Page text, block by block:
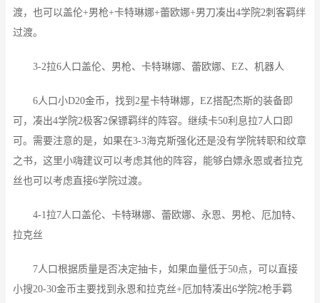
渡，也可以盖伦+男枪+卡特琳娜+蕾欧娜+男刀凑出4学院2刺客羁绊
过渡。
3-2拉6人口盖伦、男枪、卡特琳娜、蕾欧娜、EZ、机器人
6人口小D20金币，找到2星卡特琳娜，EZ搭配杰斯的装备即
可，凑出4学院2极客2保镖羁绊的阵容。继续卡50利息拉7人口即
可。需要注意的是，如果在3-3海克斯强化还是没有学院转职和纹章
之书，这里小嗨建议可以考虑其他的阵容，能够白嫖永恩或者拉克
丝也可以考虑直接6学院过渡。
4-1拉7人口盖伦、卡特琳娜、蕾欧娜、永恩、男枪、厄加特、
拉克丝
7人口根据质量是否决定抽卡，如果血量低于50点，可以直接
小搜20-30金币主要找到永恩和拉克丝+厄加特凑出6学院2枪手羁